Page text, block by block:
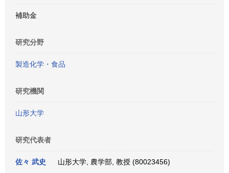
補助金
研究分野
製造化学・食品
研究機関
山形大学
研究代表者
佐々 武史 山形大学, 農学部, 教授 (80023456)